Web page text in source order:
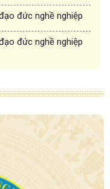
đức nghề nghiệp
đức nghề nghiệp